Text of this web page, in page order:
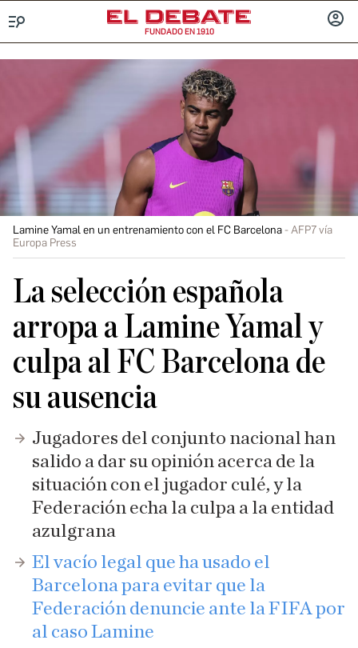
FUNDADO EN 1910
Lamine Yamal en un entrenamiento con el FC Barcelona
AFP7 vía
Europa Press
La selección española
arropa a Lamine Yamal y
culpa al FC Barcelona de
su ausencia
Jugadores del conjunto nacional han
salido a dar su opinión acerca de la
situación con el jugador culé, y la
Federación echa la culpa a la entidad
azulgrana
El vacío legal que ha usado el
Barcelona para evitar que la
Federación denuncie ante la FIFA por
al caso Lamine